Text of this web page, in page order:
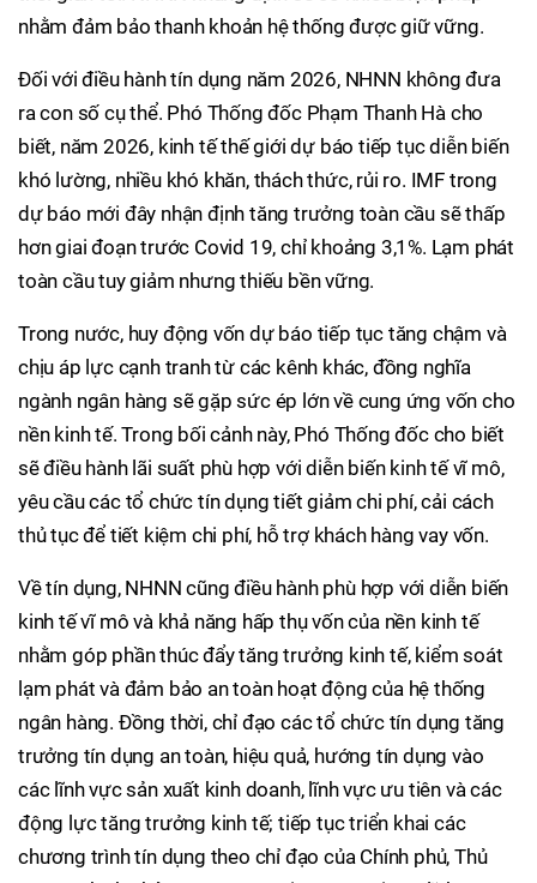
nhằm đảm bảo thanh khoản hệ thống được giữ vững.
Đối với điều hành tín dụng năm 2026, NHNN không đưa
ra con số cụ thể. Phó Thống đốc Phạm Thanh Hà cho
biết, năm 2026, kinh tế thế giới dự báo tiếp tục diễn biến
khó lường, nhiều khó khăn, thách thức, rủi ro. IMF trong
dự báo mới đây nhận định tăng trưởng toàn cầu sẽ thấp
hơn giai đoạn trước Covid 19, chỉ khoảng 3,1%. Lạm phát
toàn cầu tuy giảm nhưng thiếu bền vững.
Trong nước, huy động vốn dự báo tiếp tục tăng chậm và
chịu áp lực cạnh tranh từ các kênh khác, đồng nghĩa
ngành ngân hàng sẽ gặp sức ép lớn về cung ứng vốn cho
nền kinh tế. Trong bối cảnh này, Phó Thống đốc cho biết
sẽ điều hành lãi suất phù hợp với diễn biến kinh tế vĩ mô,
yêu cầu các tổ chức tín dụng tiết giảm chi phí, cải cách
thủ tục để tiết kiệm chi phí, hỗ trợ khách hàng vay vốn.
Về tín dụng, NHNN cũng điều hành phù hợp với diễn biến
kinh tế vĩ mô và khả năng hấp thụ vốn của nền kinh tế
nhằm góp phần thúc đẩy tăng trưởng kinh tế, kiểm soát
lạm phát và đảm bảo an toàn hoạt động của hệ thống
ngân hàng. Đồng thời, chỉ đạo các tổ chức tín dụng tăng
trưởng tín dụng an toàn, hiệu quả, hướng tín dụng vào
các lĩnh vực sản xuất kinh doanh, lĩnh vực ưu tiên và các
động lực tăng trưởng kinh tế; tiếp tục triển khai các
chương trình tín dụng theo chỉ đạo của Chính phủ, Thủ